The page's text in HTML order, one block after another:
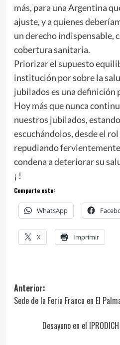
más, para una Argentina
ajuste, y a quienes
un derecho indispensable,
cobertura sanitaria.
Priorizar el supuesto
institución por sobre la
jubilados es una definición
Hoy más que nunca
nuestros jubilados,
escuchándolos, desde el
repudiando
condena a deteriorar su
¡ !
Comparte esto:
WhatsApp
X Imprimir
Navegación
de
entradas
Anterior:
Sede de la Feria Franca en El
Desayuno en el